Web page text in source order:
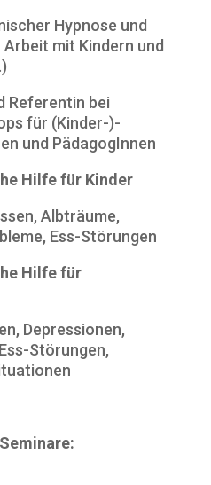
Hypnose und
mit Kindern und
Referentin bei
für (Kinder-)-
und PädagogInnen
Hilfe für Kinder
Albträume,
Ess-Störungen
Hilfe für
Depressionen,
Störungen,